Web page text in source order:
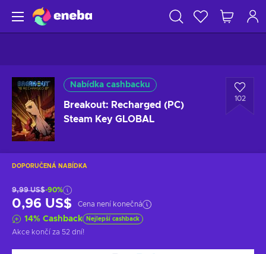
Nabídka cashbacku
Breakout: Recharged (PC)
Steam Key GLOBAL
102
DOPORUČENÁ NABÍDKA
9,99 US$-90%
0,96 US$ Cena není konečná
14% Cashback Nejlepší cashback
Akce končí za 52 dní!